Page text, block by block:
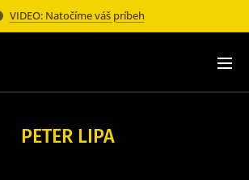
VIDEO: Natočíme váš príbeh
PETER LIPA